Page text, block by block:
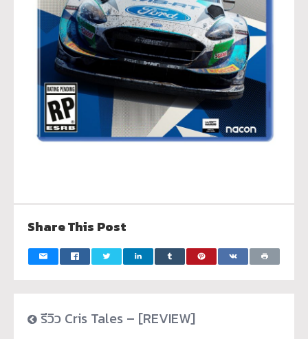
Share This Post
รีวิว Cris Tales – [REVIEW]